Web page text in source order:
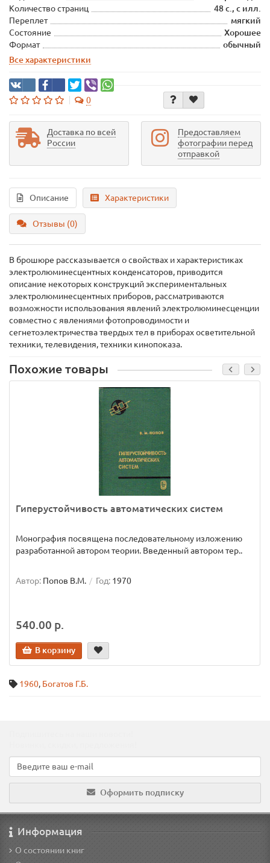
Количество страниц
48 с., с илл.
Переплет
мягкий
Состояние
Хорошее
Формат
обычный
Все характеристики
0
Доставка по всей
России
Предоставляем
фотографии перед
отправкой
Описание Характеристики
Отзывы (0)
В брошюре рассказывается о свойствах и характеристиках
электролюминесцентных конденсаторов, приводится
описание некоторых конструкций экспериментальных
электролюминесцентных приборов, рассматриваются
возможности использования явлений электролюминесценции
совместно с явлениями фотопроводимости и
сегнетоэлектричества твердых тел в приборах осветительной
техники, телевидения, техники кинопоказа.
Похожие товары
Гиперустойчивость автоматических систем
Монография посвящена последовательному изложению
разработанной автором теории. Введенный автором тер..
Автор: Попов В.М. Год: 1970
540.00 р.
В корзину
1960, Богатов Г.Б.
Оформить подписку
Информация
О состоянии книг